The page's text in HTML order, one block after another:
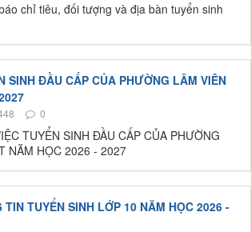
chỉ tiêu, đối tượng và địa bàn tuyển sinh
SINH ĐẦU CẤP CỦA PHƯỜNG LÂM VIÊN
0
TUYỂN SINH ĐẦU CẤP CỦA PHƯỜNG
NĂM HỌC 2026 - 2027
TIN TUYỂN SINH LỚP 10 NĂM HỌC 2026 -